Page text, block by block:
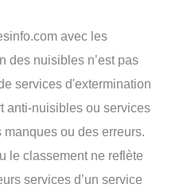
avec les
des nuisibles n’est pas
services d'extermination
anti-nuisibles ou services
manques ou des erreurs.
le classement ne reflète
services d’un service